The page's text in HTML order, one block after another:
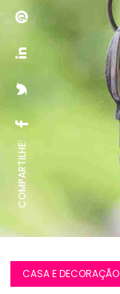
COMPARTILHE:
CASA E DECORAÇÃO